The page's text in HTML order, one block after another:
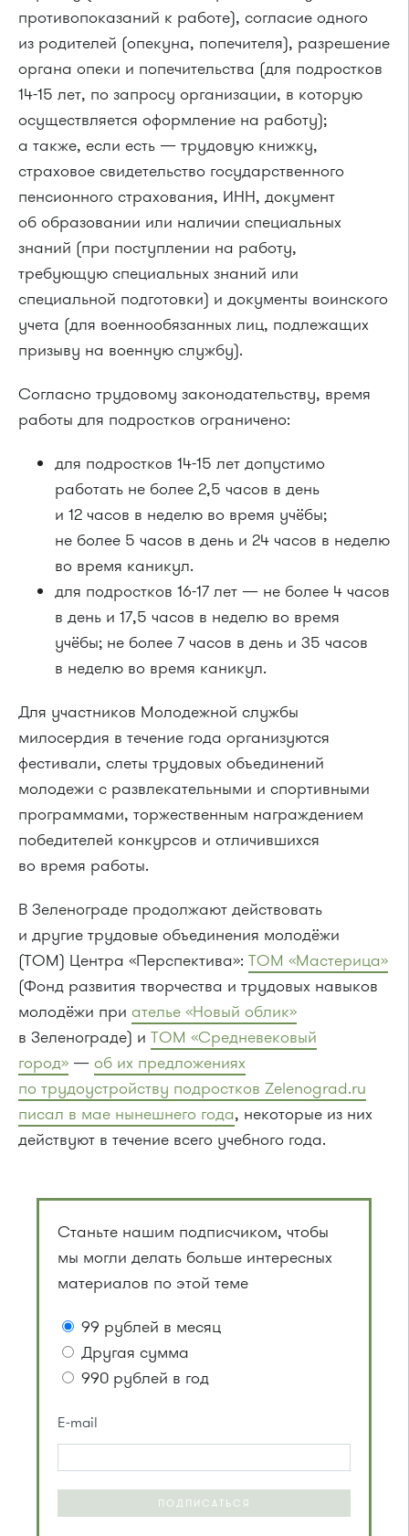
противопоказаний к работе), согласие одного
из родителей (опекуна, попечителя), разрешение
органа опеки и попечительства (для подростков
14-15 лет, по запросу организации, в которую
осуществляется оформление на работу);
а также, если есть — трудовую книжку,
страховое свидетельство государственного
пенсионного страхования, ИНН, документ
об образовании или наличии специальных
знаний (при поступлении на работу,
требующую специальных знаний или
специальной подготовки) и документы воинского
учета (для военнообязанных лиц, подлежащих
призыву на военную службу).
Согласно трудовому законодательству, время
работы для подростков ограничено:
для подростков 14-15 лет допустимо
работать не более 2,5 часов в день
и 12 часов в неделю во время учёбы;
не более 5 часов в день и 24 часов в неделю
во время каникул.
для подростков 16-17 лет — не более 4 часов
в день и 17,5 часов в неделю во время
учёбы; не более 7 часов в день и 35 часов
в неделю во время каникул.
Для участников Молодежной службы
милосердия в течение года организуются
фестивали, слеты трудовых объединений
молодежи с развлекательными и спортивными
программами, торжественным награждением
победителей конкурсов и отличившихся
во время работы.
В Зеленограде продолжают действовать
и другие трудовые объединения молодёжи
(ТОМ) Центра «Перспектива»: ТОМ «Мастерица»
(Фонд развития творчества и трудовых навыков
молодёжи при ателье «Новый облик»
в Зеленограде) и ТОМ «Средневековый
город» — об их предложениях
по трудоустройству подростков Zelenograd.ru
писал в мае нынешнего года, некоторые из них
действуют в течение всего учебного года.
Станьте нашим подписчиком, чтобы
мы могли делать больше интересных
материалов по этой теме
99 рублей в месяц
Другая сумма
990 рублей в год
E-mail
ПОДПИСАТЬСЯ